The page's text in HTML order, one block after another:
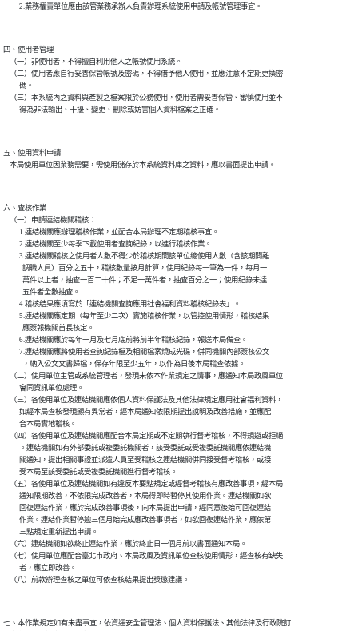
四、使用者管理
    （一）非使用者，不得擅自利用他人之帳號使用系統。
    （二）使用者應自行妥善保管帳號及密碼，不得借予他人使用，並應注意不定期更換密
          碼。
    （三）本系統內之資料與產製之檔案限於公務使用，使用者需妥善保管、審慎使用並不
五、使用資料申請
六、查核作業
    （一）申請連結機關稽核：
          1.連結機關應辦理稽核作業，並配合本局辦理不定期稽核事宜。
          2.連結機關至少每季下載使用者查詢紀錄，以進行稽核作業。
          3.連結機關稽核之使用者人數不得少於稽核期間該單位總使用人數（含該期間離
            調職人員）百分之五十，稽核數量按月計算，使用紀錄每一筆為一件，每月一
            萬件以上者，抽查一百二十件；不足一萬件者，抽查百分之一；使用紀錄未達
            五件者全數抽查。
          4.稽核結果應填寫於「連結機關查詢應用社會福利資料稽核紀錄表」。
          5.連結機關應定期（每年至少二次）實施稽核作業，以管控使用情形，稽核結果
            應簽報機關首長核定。
          6.連結機關應於每年一月及七月底前將前半年稽核紀錄，報送本局備查。
          7.連結機關應將使用者查詢紀錄檔及相關檔案燒成光碟，併同機關內部簽核公文
            ，納入公文文書歸檔，保存年限至少五年，以作為日後本局稽查依據。
    （二）使用單位主管或系統管理者，發現未依本作業規定之情事，應通知本局政風單位
          會同資訊單位處理。
    （三）各使用單位及連結機關應依個人資料保護法及其他法律規定應用社會福利資料，
          如經本局查核發現顯有異常者，經本局通知依限期提出說明及改善措施，並應配
          合本局實地稽核。
    （四）各使用單位及連結機關應配合本局定期或不定期執行督考稽核，不得規避或拒絕
          。連結機關如有外部委託或複委託機關者，該受委託或受複委託機關應依連結機
          關通知，提出相關事證並派遣人員至受稽核之連結機關併同接受督考稽核，或接
          受本局至該受委託或受複委託機關進行督考稽核。
    （五）各使用單位及連結機關如有違反本要點規定或經督考稽核有應改善事項，經本局
          通知限期改善，不依限完成改善者，本局得即時暫停其使用作業。連結機關如欲
          回復連結作業，應於完成改善事項後，向本局提出申請，經同意後始可回復連結
          作業。連結作業暫停逾三個月始完成應改善事項者，如欲回復連結作業，應依第
          三點規定重新提出申請。
    （六）連結機關如欲終止連結作業，應於終止日一個月前以書面通知本局。
    （七）使用單位應配合臺北市政府、本局政風及資訊單位查核使用情形，經查核有缺失
          者，應立即改善。
七、本作業規定如有未盡事宜，依資通安全管理法、個人資料保護法、其他法律及行政院訂